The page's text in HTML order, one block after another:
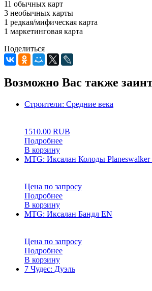
11 обычных карт
3 необычных карты
1 редкая/мифическая карта
1 маркетинговая карта
Поделиться
Возможно Вас также
Строители: Средние века
1510.00 RUB
Подробнее
В корзину
MTG: Иксалан Колоды
Цена по запросу
Подробнее
В корзину
MTG: Иксалан Бандл EN
Цена по запросу
Подробнее
В корзину
7 Чудес: Дуэль